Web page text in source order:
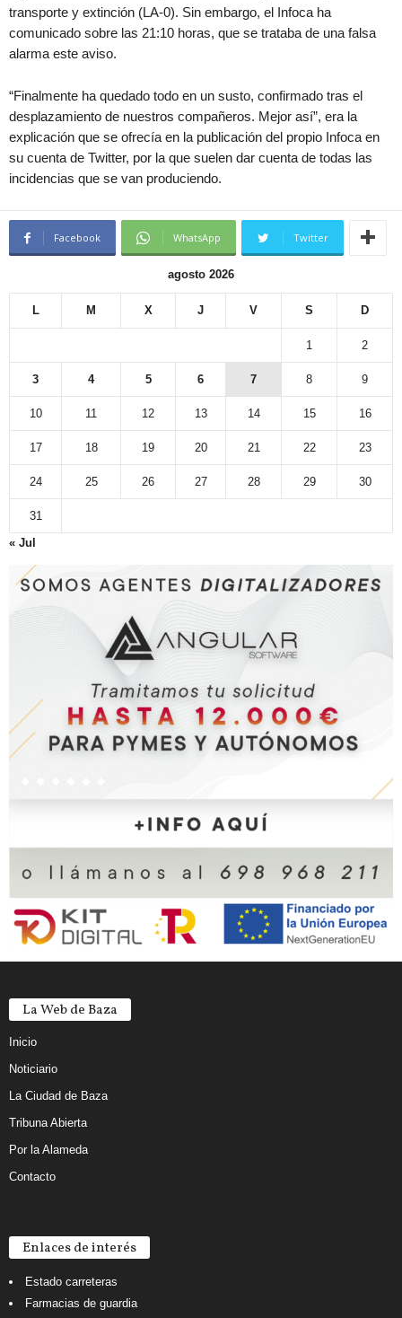
transporte y extinción (LA-0). Sin embargo, el Infoca ha
comunicado sobre las 21:10 horas, que se trataba de una falsa
alarma este aviso.
“Finalmente ha quedado todo en un susto, confirmado tras el
desplazamiento de nuestros compañeros. Mejor así”, era la
explicación que se ofrecía en la publicación del propio Infoca en
su cuenta de Twitter, por la que suelen dar cuenta de todas las
incidencias que se van produciendo.
Facebook WhatsApp Twitter
agosto 2026
L M X J V S D
1 2
3 4 5 6 7 8 9
10 11 12 13 14 15 16
17 18 19 20 21 22 23
24 25 26 27 28 29 30
31
« Jul
La Web de Baza
Inicio
Noticiario
La Ciudad de Baza
Tribuna Abierta
Por la Alameda
Contacto
Enlaces de interés
Estado carreteras
Farmacias de guardia